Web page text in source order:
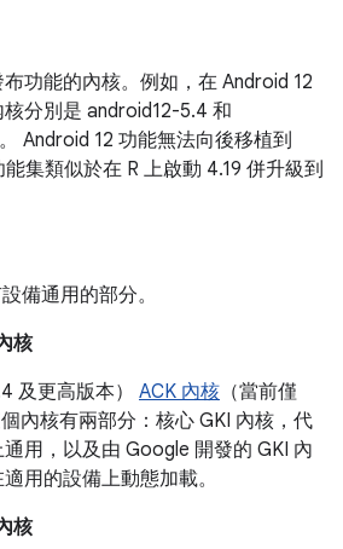
功能的內核。例如，在 Android 12
分別是 android12-5.4 和
Android 12 功能無法向後移植到
集類似於在 R 上啟動 4.19 併升級到
備通用的部分。
核
及更高版本） ACK 內核 （當前僅
內核有兩部分：核心 GKI 內核，代
用，以及由 Google 開發的 GKI 內
用的設備上動態加載。
核